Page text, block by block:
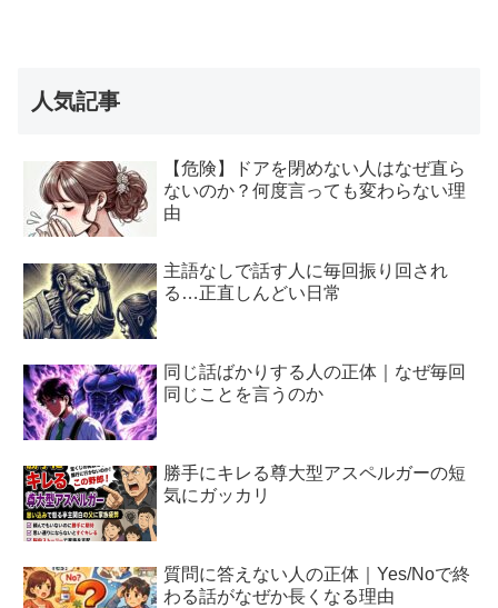
人気記事
【危険】ドアを閉めない人はなぜ直ら
ないのか？何度言っても変わらない理
由
主語なしで話す人に毎回振り回され
る…正直しんどい日常
同じ話ばかりする人の正体｜なぜ毎回
同じことを言うのか
勝手にキレる尊大型アスペルガーの短
気にガッカリ
質問に答えない人の正体｜Yes/Noで終
わる話がなぜか長くなる理由